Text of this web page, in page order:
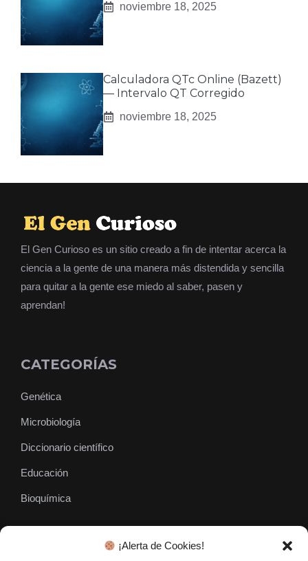
¡Alerta de Cookies!
noviembre 18, 2025
Calculadora QTc Online (Bazett)
— Intervalo QT Corregido
noviembre 18, 2025
El Gen Curioso es un sitio creado a fin de intentar acerca la
ciencia a la gente de una manera más distendida y sencilla
para quitar a la gente ese miedo al saber, pasen y
aprendan!
CATEGORÍAS
Genética
Microbiología
Diccionario científico
Educación
Bioquímica